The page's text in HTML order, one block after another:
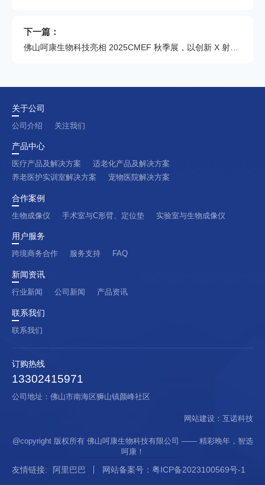
下一篇：
关于公司
公司介绍
关注我们
产品中心
医疗产品及解决方案
适老化产品及解决方案
养老医护实训室解决方案
宠物医院解决方案
合作案例
生物成像仪
手术室与C形臂、定位垫 实验室与生物成像仪
用户服务
跨境商务合作
服务支持 FAQ
新闻资讯
行业新闻
公司新闻 产品资讯
联系我们
联系我们
订购热线
13302415971
公司地址：佛山市南海区狮山镇颜峰社区
网站建设 ： 互诺科技
@copyright 版权所有 佛山呵康生物科技有限公司 —— 精彩晚年，智选
呵康！
友情链接: 阿里巴巴 网站备案号：粤ICP备2023100569号-1